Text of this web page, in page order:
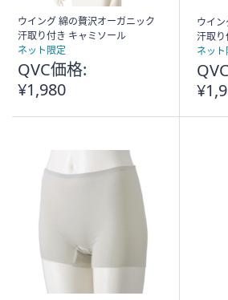
ウイング 綿の贅沢オーガニック
汗取り付き キャミソール
ネット限定
QVC価格:
¥1,980
ウイ
汗取
ネット